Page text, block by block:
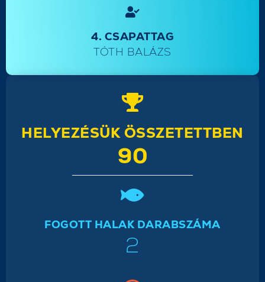
4. CSAPATTAG
TÓTH BALÁZS
HELYEZÉSÜK ÖSSZETETTBEN
90
FOGOTT HALAK DARABSZÁMA
2